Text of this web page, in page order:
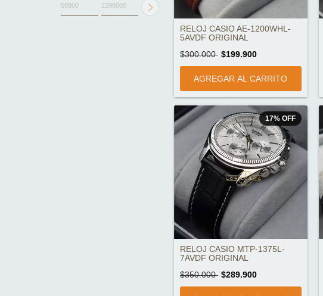
RELOJ CASIO AE-1200WHL-
5AVDF ORIGINAL
$300.000 $199.900
17% OFF
RELOJ CASIO MTP-1375L-
7AVDF ORIGINAL
$350.000 $289.900